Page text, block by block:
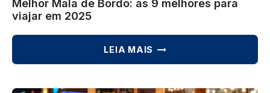
Melhor Mala de Bordo: as 9 melhores para
viajar em 2025
LEIA MAIS MELHOR
BORDO: